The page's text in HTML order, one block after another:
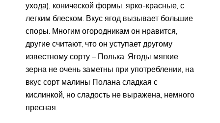
ухода), конической формы, ярко-красные, с
легким блеском. Вкус ягод вызывает большие
споры. Многим огородникам он нравится,
другие считают, что он уступает другому
известному сорту – Полька. Ягоды мягкие,
зерна не очень заметны при употреблении, на
вкус сорт малины Полана сладкая с
кислинкой, но сладость не выражена, немного
пресная.